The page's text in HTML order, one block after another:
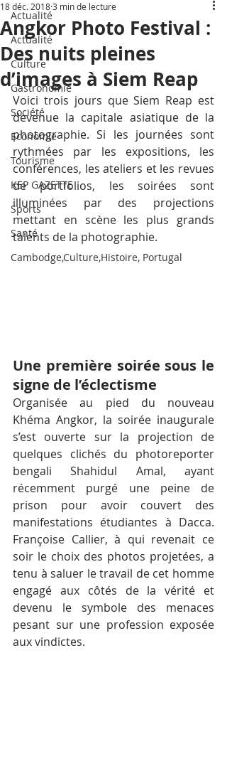
Actualité
Actualité
Culture
Gastronomie
Société
Economie
Tourisme
KEP GAZETTE
Sports
Santé
Cambodge,Culture,Histoire, Portugal
Angkor Photo Festival :
Des nuits pleines
d’images à Siem Reap
18 déc. 20183 min de lecture
Voici trois jours que Siem Reap est
devenue la capitale asiatique de la
photographie. Si les journées sont
rythmées par les expositions, les
conférences, les ateliers et les revues
de portfolios, les soirées sont
illuminées par des projections
mettant en scène les plus grands
talents de la photographie.
Une première soirée sous le
signe de l’éclectisme
Organisée au pied du nouveau
Khéma Angkor, la soirée inaugurale
s’est ouverte sur la projection de
quelques clichés du photoreporter
bengali Shahidul Amal, ayant
récemment purgé une peine de
prison pour avoir couvert des
manifestations étudiantes à Dacca.
Françoise Callier, à qui revenait ce
soir le choix des photos projetées, a
tenu à saluer le travail de cet homme
engagé aux côtés de la vérité et
devenu le symbole des menaces
pesant sur une profession exposée
aux vindictes.